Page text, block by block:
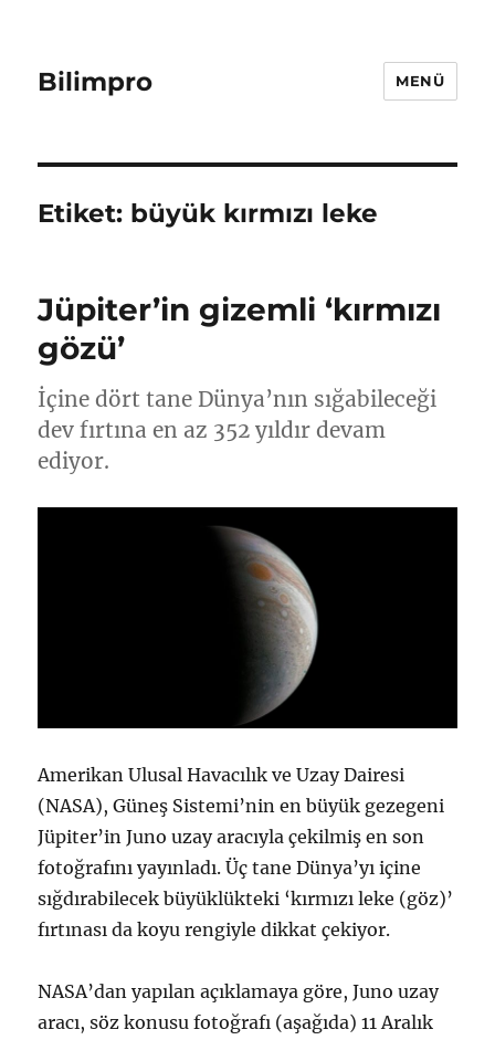
Bilimpro MENÜ
Etiket: büyük kırmızı leke
Jüpiter’in gizemli ‘kırmızı
gözü’
İçine dört tane Dünya’nın sığabileceği
dev fırtına en az 352 yıldır devam
ediyor.
Amerikan Ulusal Havacılık ve Uzay Dairesi
(NASA), Güneş Sistemi’nin en büyük gezegeni
Jüpiter’in Juno uzay aracıyla çekilmiş en son
fotoğrafını yayınladı. Üç tane Dünya’yı içine
sığdırabilecek büyüklükteki ‘kırmızı leke (göz)’
fırtınası da koyu rengiyle dikkat çekiyor.
NASA’dan yapılan açıklamaya göre, Juno uzay
aracı, söz konusu fotoğrafı (aşağıda) 11 Aralık